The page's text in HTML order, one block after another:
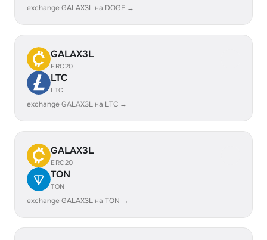
exchange GALAX3L на DOGE →
GALAX3L
ERC20
LTC
LTC
exchange GALAX3L на LTC →
GALAX3L
ERC20
TON
TON
exchange GALAX3L на TON →